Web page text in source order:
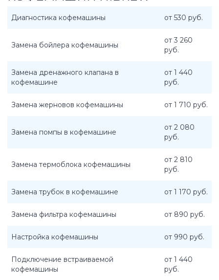
Диагностика кофемашины от 530 руб.
Замена бойлера кофемашины
от 3 260
руб.
Замена дренажного клапана в
кофемашине
от 1 440
руб.
Замена жерновов кофемашины от 1 710 руб.
Замена помпы в кофемашине
от 2 080
руб.
Замена термоблока кофемашины
от 2 810
руб.
Замена трубок в кофемашине от 1 170 руб.
Замена фильтра кофемашины от 890 руб.
Настройка кофемашины от 990 руб.
Подключение встраиваемой
кофемашины
от 1 440
руб.